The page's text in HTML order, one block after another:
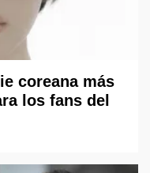
coreana más
los fans del